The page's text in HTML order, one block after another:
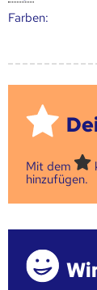
Farben:
Mit dem
hinzufügen.